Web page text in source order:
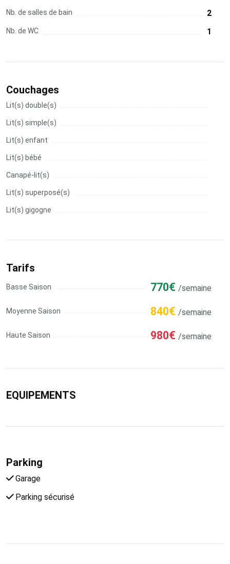
Nb. de salles de bain 2
Nb. de WC 1
Couchages
Lit(s) double(s)
Lit(s) simple(s)
Lit(s) enfant
Lit(s) bébé
Canapé-lit(s)
Lit(s) superposé(s)
Lit(s) gigogne
Tarifs
Basse Saison 770€ /semaine
Moyenne Saison 840€ /semaine
Haute Saison 980€ /semaine
EQUIPEMENTS
Parking
Garage
Parking sécurisé